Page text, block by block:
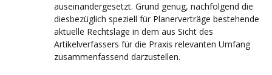
auseinandergesetzt. Grund genug, nachfolgend die
diesbezüglich speziell für Planerverträge bestehende
aktuelle Rechtslage in dem aus Sicht des
Artikelverfassers für die Praxis relevanten Umfang
zusammenfassend darzustellen.